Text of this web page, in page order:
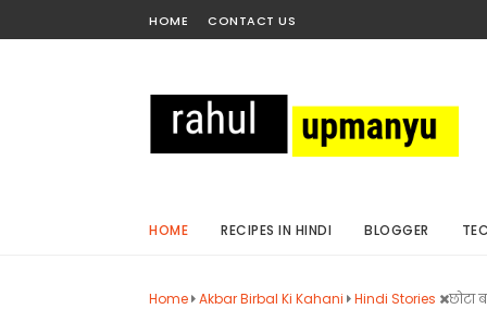
HOME CONTACT US
HOME RECIPES IN HINDI BLOGGER
Home Akbar Birbal Ki Kahani Hindi Stories छोटा